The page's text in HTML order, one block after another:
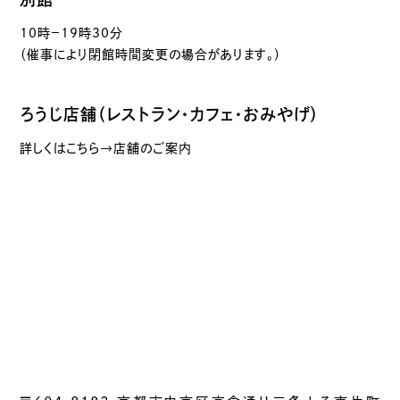
10時－19時30分
（催事により閉館時間変更の場合があります。）
ろうじ店舗（レストラン・カフェ・おみやげ）
詳しくはこちら→店舗のご案内